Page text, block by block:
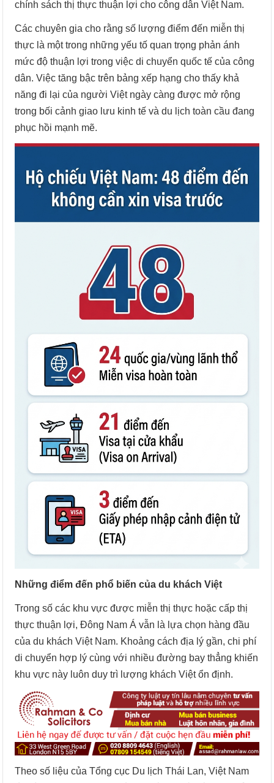
chính sách thị thực thuận lợi cho công dân Việt Nam.
Các chuyên gia cho rằng số lượng điểm đến miễn thị
thực là một trong những yếu tố quan trọng phản ánh
mức độ thuận lợi trong việc di chuyển quốc tế của công
dân. Việc tăng bậc trên bảng xếp hạng cho thấy khả
năng đi lại của người Việt ngày càng được mở rộng
trong bối cảnh giao lưu kinh tế và du lịch toàn cầu đang
phục hồi mạnh mẽ.
Những điểm đến phổ biến của du khách Việt
Trong số các khu vực được miễn thị thực hoặc cấp thị
thực thuận lợi, Đông Nam Á vẫn là lựa chọn hàng đầu
của du khách Việt Nam. Khoảng cách địa lý gần, chi phí
di chuyển hợp lý cùng với nhiều đường bay thẳng khiến
khu vực này luôn duy trì lượng khách Việt ổn định.
Theo số liệu của Tổng cục Du lịch Thái Lan, Việt Nam